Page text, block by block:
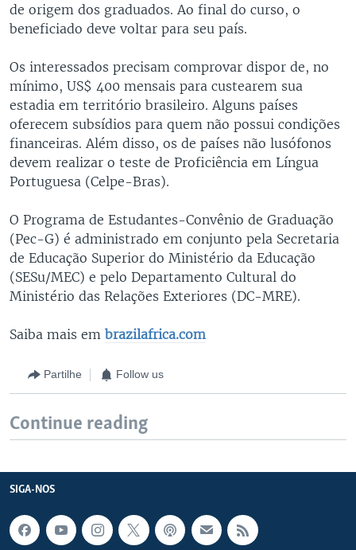
de origem dos graduados. Ao final do curso, o
beneficiado deve voltar para seu país.
Os interessados precisam comprovar dispor de, no
mínimo, US$ 400 mensais para custearem sua
estadia em território brasileiro. Alguns países
oferecem subsídios para quem não possui condições
financeiras. Além disso, os de países não lusófonos
devem realizar o teste de Proficiência em Língua
Portuguesa (Celpe-Bras).
O Programa de Estudantes-Convênio de Graduação
(Pec-G) é administrado em conjunto pela Secretaria
de Educação Superior do Ministério da Educação
(SESu/MEC) e pelo Departamento Cultural do
Ministério das Relações Exteriores (DC-MRE).
Saiba mais em brazilafrica.com
Partilhe Follow us
Continue reading
SIGA-NOS